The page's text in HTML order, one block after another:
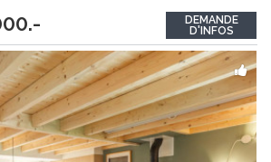
2 Garagen, einen Parkplatz sowie eine
einen Abstellraum in einem
...
DEMANDE
D'INFOS